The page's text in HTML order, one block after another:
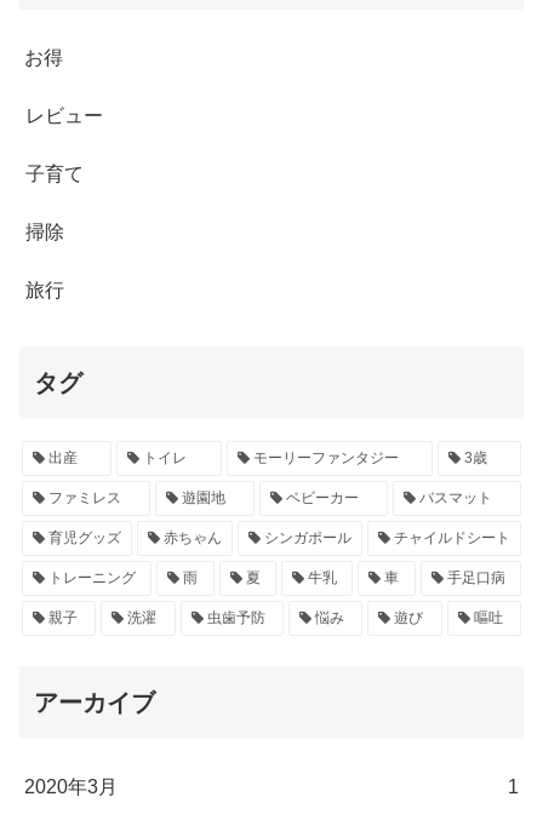
お得
レビュー
子育て
掃除
旅行
タグ
出産 トイレ モーリーファンタジー 3歳
ファミレス 遊園地 ベビーカー バスマット
育児グッズ 赤ちゃん シンガポール チャイルドシート
トレーニング 雨 夏 牛乳 車 手足口病
親子 洗濯 虫歯予防 悩み 遊び 嘔吐
アーカイブ
2020年3月 1